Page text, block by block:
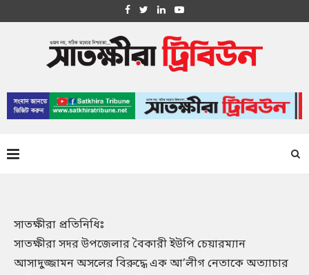
সাতক্ষীরা প্রতিনিধিঃ
সাতক্ষীরা সদর উপজেলার বৈকারী ইউপি চেয়ারম্যান
আসাদুজ্জামন অসলের বিরুদ্ধে এক আ’লীগ নেতাকে অত্যাচার